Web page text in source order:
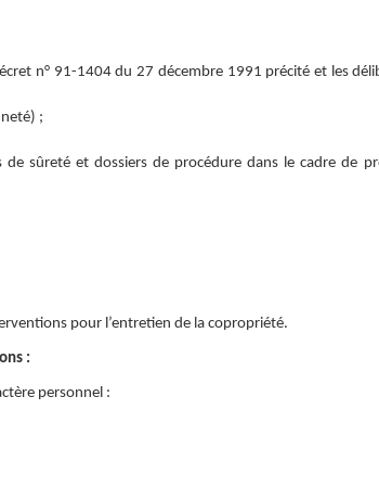
n° 91-1404 du 27 décembre 1991 précité et les
;
sûreté et dossiers de procédure dans le cadre de
pour l’entretien de la copropriété.
:
personnel :